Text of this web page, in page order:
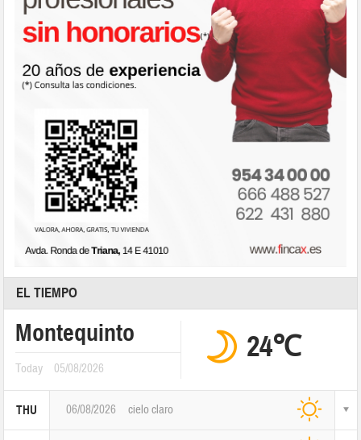
EL TIEMPO
Montequinto
Today 05/08/2026
24℃
THU 06/08/2026 cielo claro